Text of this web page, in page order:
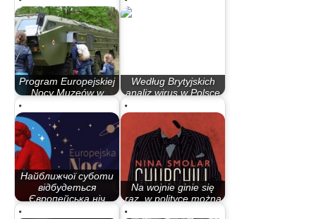
Program Europejskiej
Nocy Muzeów w
Według Brytyjskich
analiz wirus w Polsce
Найближчої суботи
відбудеться
Європейська ніч
Na wojnie ginie się
raz, w polityce można